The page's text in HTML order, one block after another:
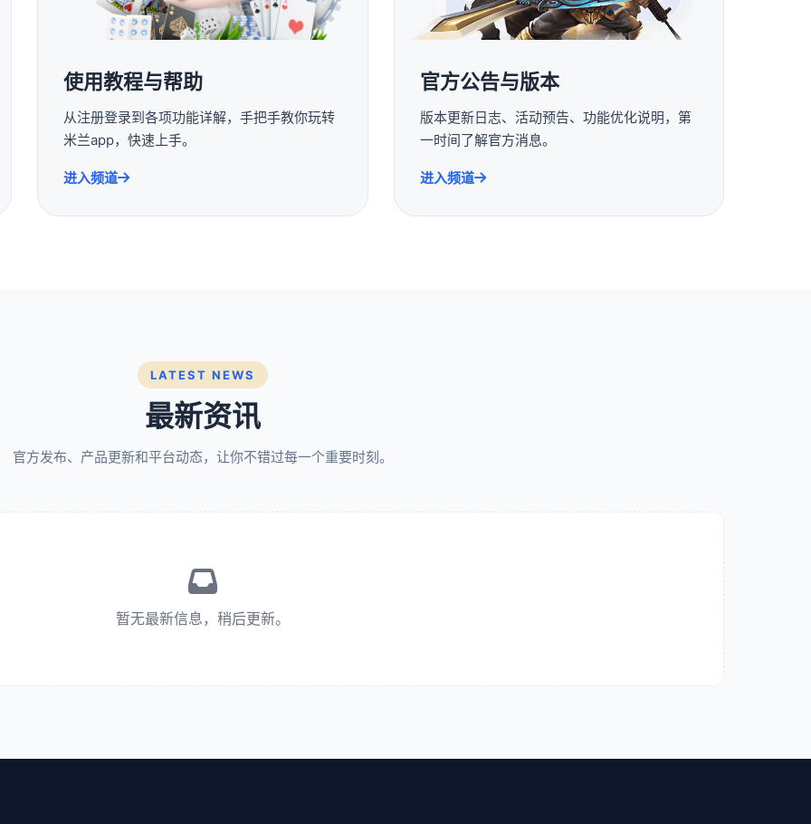
使用教程与帮助
从注册登录到各项功能详解，手把手教你玩转
米兰app，快速上手。
进入频道
官方公告与版本
版本更新日志、活动预告、功能优化说明，第
一时间了解官方消息。
进入频道
LATEST NEWS
最新资讯
官方发布、产品更新和平台动态，让你不错过每一个重要时刻。
暂无最新信息，稍后更新。